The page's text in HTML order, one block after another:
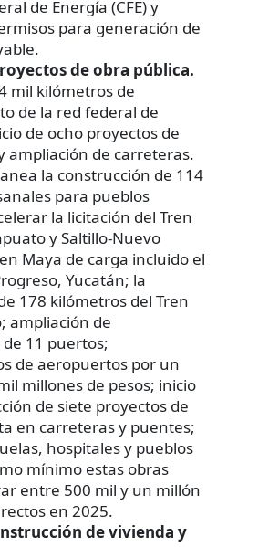
de Energía (CFE) y
para generación de
de obra pública.
mil kilómetros de
de la red federal de
de ocho proyectos de
ampliación de carreteras.
la construcción de 114
para pueblos
la licitación del Tren
y Saltillo-Nuevo
Maya de carga incluido el
Yucatán; la
178 kilómetros del Tren
ampliación de
11 puertos;
de aeropuertos por un
millones de pesos; inicio
de siete proyectos de
en carreteras y puentes;
hospitales y pueblos
mínimo estas obras
entre 500 mil y un millón
en 2025.
de vivienda y